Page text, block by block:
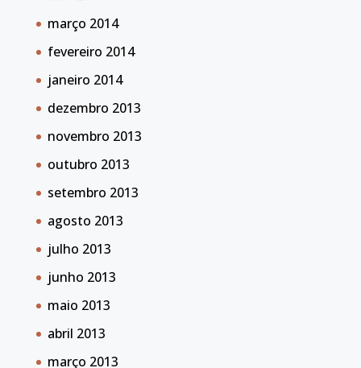
março 2014
fevereiro 2014
janeiro 2014
dezembro 2013
novembro 2013
outubro 2013
setembro 2013
agosto 2013
julho 2013
junho 2013
maio 2013
abril 2013
março 2013